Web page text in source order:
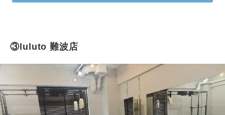
③luluto 難波店